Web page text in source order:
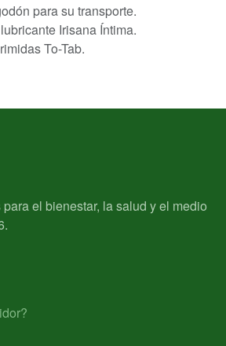
para su transporte.
Irisana Íntima.
To-Tab.
el bienestar, la salud y el medio